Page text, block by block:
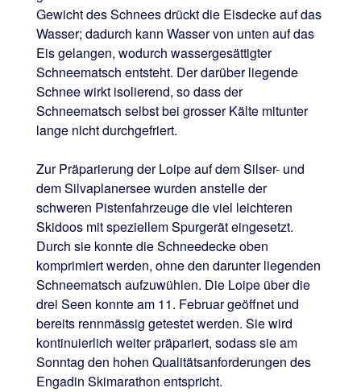
Gewicht des Schnees drückt die Eisdecke auf das
Wasser; dadurch kann Wasser von unten auf das
Eis gelangen, wodurch wassergesättigter
Schneematsch entsteht. Der darüber liegende
Schnee wirkt isolierend, so dass der
Schneematsch selbst bei grosser Kälte mitunter
lange nicht durchgefriert.
Zur Präparierung der Loipe auf dem Silser- und
dem Silvaplanersee wurden anstelle der
schweren Pistenfahrzeuge die viel leichteren
Skidoos mit speziellem Spurgerät eingesetzt.
Durch sie konnte die Schneedecke oben
komprimiert werden, ohne den darunter liegenden
Schneematsch aufzuwühlen. Die Loipe über die
drei Seen konnte am 11. Februar geöffnet und
bereits rennmässig getestet werden. Sie wird
kontinuierlich weiter präpariert, sodass sie am
Sonntag den hohen Qualitätsanforderungen des
Engadin Skimarathon entspricht.